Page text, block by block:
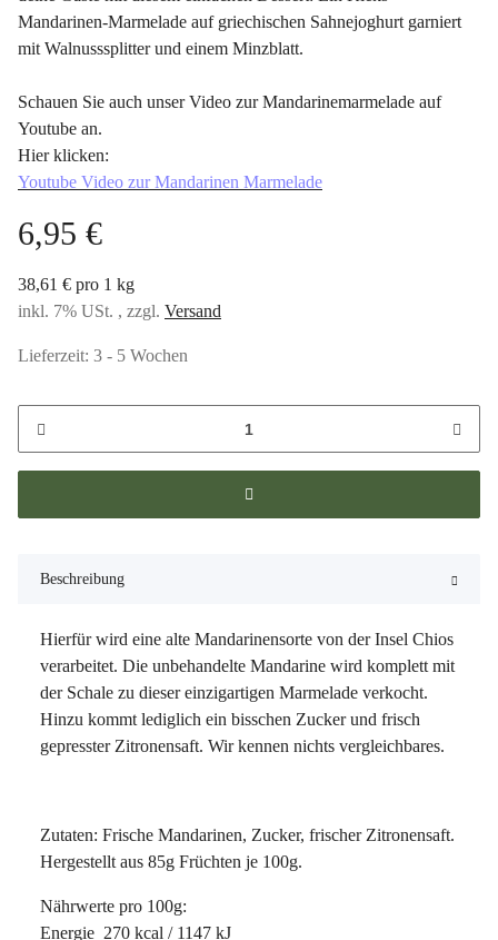
Mandarinen-Marmelade auf griechischen Sahnejoghurt garniert
mit Walnusssplitter und einem Minzblatt.
Schauen Sie auch unser Video zur Mandarinemarmelade auf
Youtube an.
Hier klicken:
Youtube Video zur Mandarinen Marmelade
6,95 €
38,61 € pro 1 kg
inkl. 7% USt. , zzgl. Versand
Lieferzeit: 3 - 5 Wochen
Beschreibung
Hierfür wird eine alte Mandarinensorte von der Insel Chios
verarbeitet. Die unbehandelte Mandarine wird komplett mit
der Schale zu dieser einzigartigen Marmelade verkocht.
Hinzu kommt lediglich ein bisschen Zucker und frisch
gepresster Zitronensaft. Wir kennen nichts vergleichbares.
Zutaten: Frische Mandarinen, Zucker, frischer Zitronensaft.
Hergestellt aus 85g Früchten je 100g.
Nährwerte pro 100g:
Energie 270 kcal / 1147 kJ